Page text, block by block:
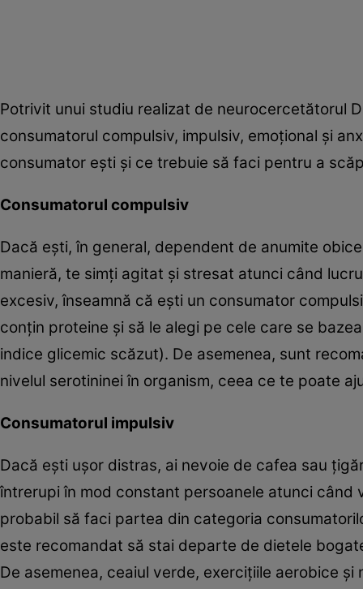
Potrivit unui studiu realizat de neurocercetătorul
consumatorul compulsiv, impulsiv, emoţional şi
consumator eşti şi ce trebuie să faci pentru a
Consumatorul compulsiv
Dacă eşti, în general, dependent de anumite
manieră, te simţi agitat şi stresat atunci când
excesiv, înseamnă că eşti un consumator
conţin proteine şi să le alegi pe cele care se
indice glicemic scăzut). De asemenea, sunt
nivelul serotininei în organism, ceea ce te poate
Consumatorul impulsiv
Dacă eşti uşor distras, ai nevoie de cafea sau
întrerupi în mod constant persoanele atunci
probabil să faci partea din categoria
este recomandat să stai departe de dietele
De asemenea, ceaiul verde, exerciţiile aerobice